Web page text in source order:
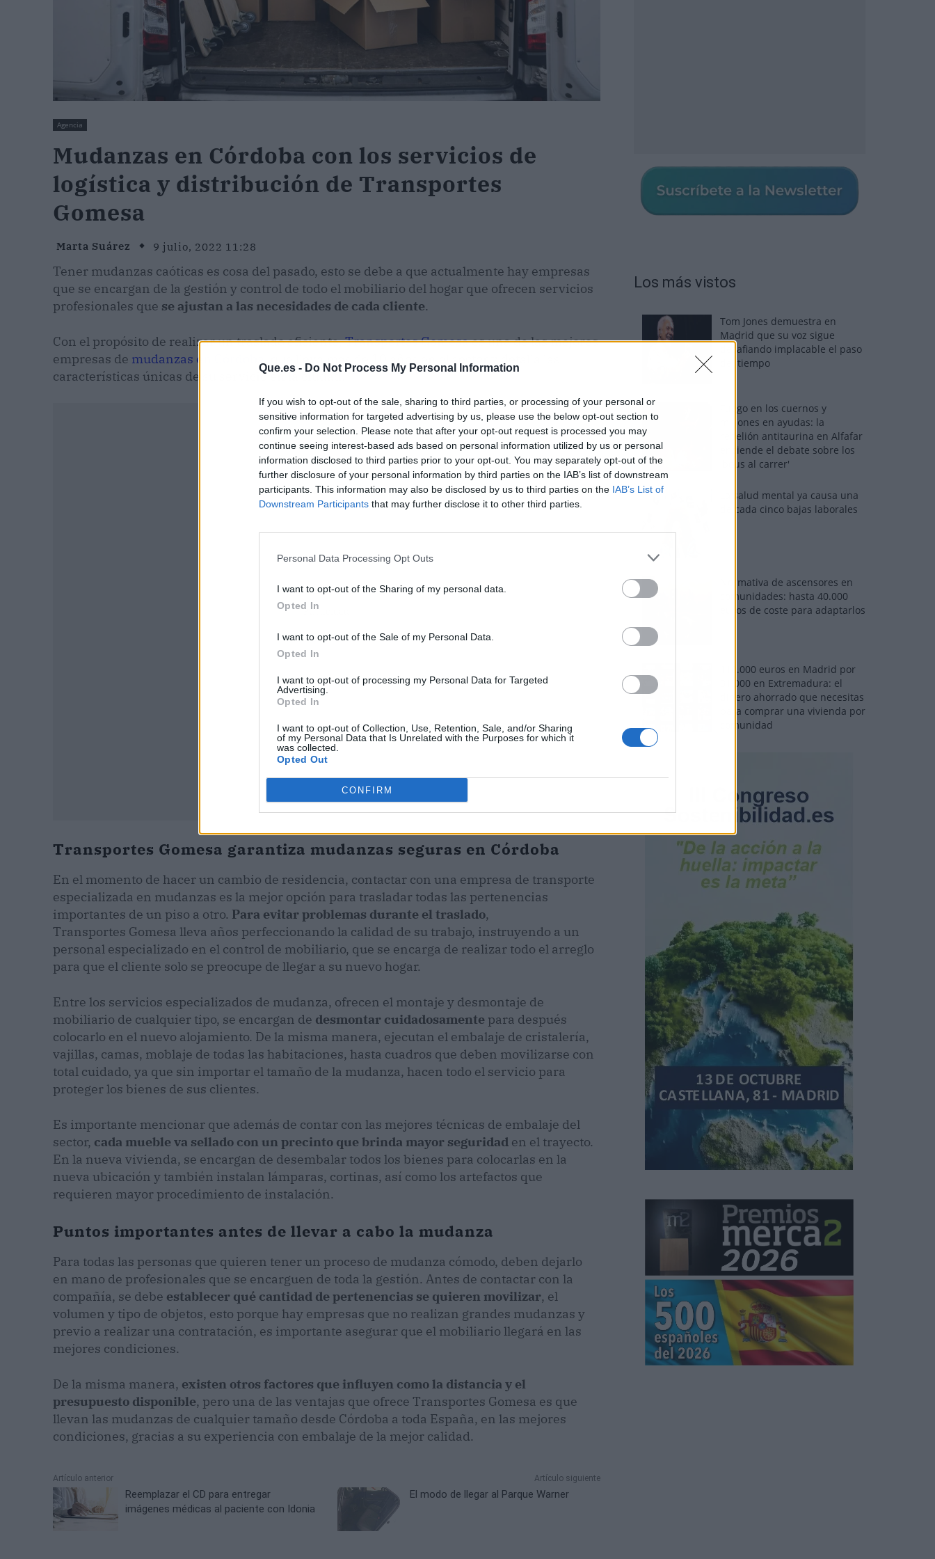
Que.es - Do Not Process My Personal Information
If you wish to opt-out of the sale, sharing to third parties, or processing of your personal or
sensitive information for targeted advertising by us, please use the below opt-out section to
confirm your selection. Please note that after your opt-out request is processed you may
continue seeing interest-based ads based on personal information utilized by us or personal
information disclosed to third parties prior to your opt-out. You may separately opt-out of the
further disclosure of your personal information by third parties on the IAB’s list of downstream
participants. This information may also be disclosed by us to third parties on the IAB’s List of
Downstream Participants that may further disclose it to other third parties.
Personal Data Processing Opt Outs
I want to opt-out of the Sharing of my personal data.
Opted In
I want to opt-out of the Sale of my Personal Data.
Opted In
I want to opt-out of processing my Personal Data for Targeted
Advertising.
Opted In
I want to opt-out of Collection, Use, Retention, Sale, and/or Sharing
of my Personal Data that Is Unrelated with the Purposes for which it
was collected.
Opted Out
CONFIRM
Agencia
Mudanzas en Córdoba con los servicios de
logística y distribución de Transportes
Gomesa
Marta Suárez 9 julio, 2022 11:28
Tener mudanzas caóticas es cosa del pasado, esto se debe a que actualmente hay empresas
que se encargan de la gestión y control de todo el mobiliario del hogar que ofrecen servicios
profesionales que se ajustan a las necesidades de cada cliente.
Con el propósito de realizar un traslado eficiente,Transportes Gomesaes una de las mejores
empresas de mudanzas en Córdoba
características únicas de su servicio en la ciudad.
Publicidad
Transportes Gomesa garantiza mudanzas seguras en Córdoba
En el momento de hacer un cambio de residencia, contactar con una empresa de transporte
especializada en mudanzas es la mejor opción para trasladar todas las pertenencias
importantes de un piso a otro. Para evitar problemas durante el traslado,
Transportes Gomesa lleva años perfeccionando la calidad de su trabajo, instruyendo a un
personal especializado en el control de mobiliario, que se encarga de realizar todo el arreglo
para que el cliente solo se preocupe de llegar a su nuevo hogar.
Entre los servicios especializados de mudanza, ofrecen el montaje y desmontaje de
mobiliario de cualquier tipo, se encargan de desmontar cuidadosamente para después
colocarlo en el nuevo alojamiento. De la misma manera, ejecutan el embalaje de cristalería,
vajillas, camas, moblaje de todas las habitaciones, hasta cuadros que deben movilizarse con
total cuidado, ya que sin importar el tamaño de la mudanza, hacen todo el servicio para
proteger los bienes de sus clientes.
Es importante mencionar que además de contar con las mejores técnicas de embalaje del
sector, cada mueble va sellado con un precinto que brinda mayor seguridad en el trayecto.
En la nueva vivienda, se encargan de desembalar todos los bienes para colocarlas en la
nueva ubicación y también instalan lámparas, cortinas, así como los artefactos que
requieren mayor procedimiento de instalación.
Puntos importantes antes de llevar a cabo la mudanza
Para todas las personas que quieren tener un proceso de mudanza cómodo, deben dejarlo
en mano de profesionales que se encarguen de toda la gestión. Antes de contactar con la
compañía, se debe establecer qué cantidad de pertenencias se quieren movilizar, el
volumen y tipo de objetos, esto porque hay empresas que no realizan grandes mudanzas y
previo a realizar una contratación, es importante asegurar que el mobiliario llegará en las
mejores condiciones.
De la misma manera, existen otros factores que influyen como la distancia y el
presupuesto disponible, pero una de las ventajas que ofrece Transportes Gomesa es que
llevan las mudanzas de cualquier tamaño desde Córdoba a toda España, en las mejores
condiciones, gracias a su experiencia con embalaje de la mejor calidad.
Artículo anterior
Reemplazar el CD para entregar
imágenes médicas al paciente con Idonia
Artículo siguiente
El modo de llegar al Parque Warner
Los más vistos
Tom Jones demuestra en
Madrid que su voz sigue
desafiando implacable el paso
del tiempo
Fuego en los cuernos y
millones en ayudas: la
rebelión antitaurina en Alfafar
enciende el debate sobre los
'bous al carrer'
La salud mental ya causa una
de cada cinco bajas laborales
Normativa de ascensores en
comunidades: hasta 40.000
euros de coste para adaptarlos
110.000 euros en Madrid por
31.000 en Extremadura: el
dinero ahorrado que necesitas
para comprar una vivienda por
comunidad